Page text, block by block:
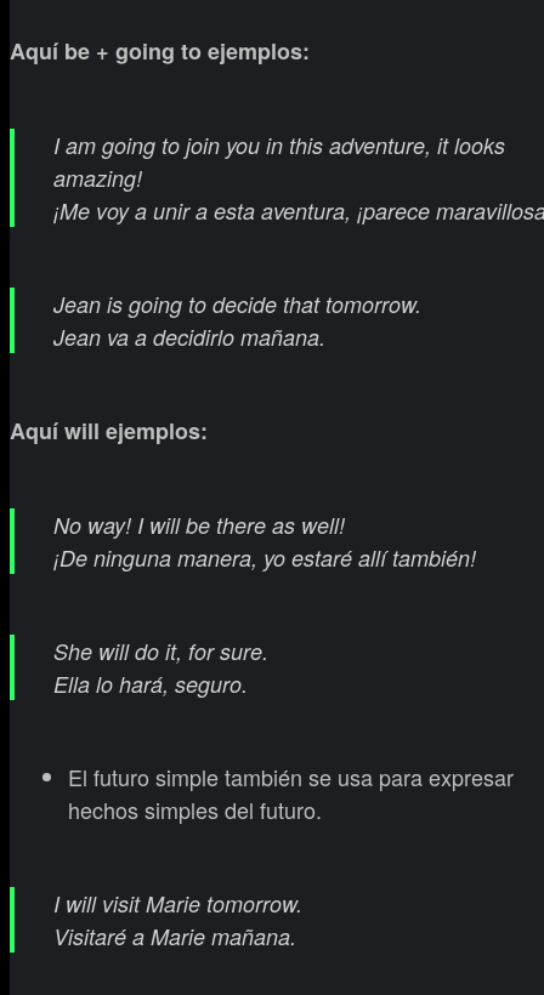
Aquí be + going to ejemplos:
I am going to join you in this adventure, it looks
amazing!
¡Me voy a unir a esta aventura, ¡parece
Jean is going to decide that tomorrow.
Jean va a decidirlo mañana.
Aquí will ejemplos:
No way! I will be there as well!
¡De ninguna manera, yo estaré allí también!
She will do it, for sure.
Ella lo hará, seguro.
El futuro simple también se usa para expresar
hechos simples del futuro.
I will visit Marie tomorrow.
Visitaré a Marie mañana.